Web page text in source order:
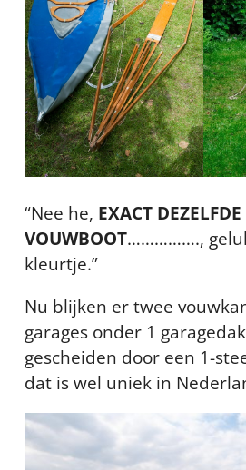
“Nee he, EXACT DEZELFDE
VOUWBOOT…………….,
kleurtje.”
Nu blijken er twee
garages onder 1
gescheiden door een 1-
dat is wel uniek in